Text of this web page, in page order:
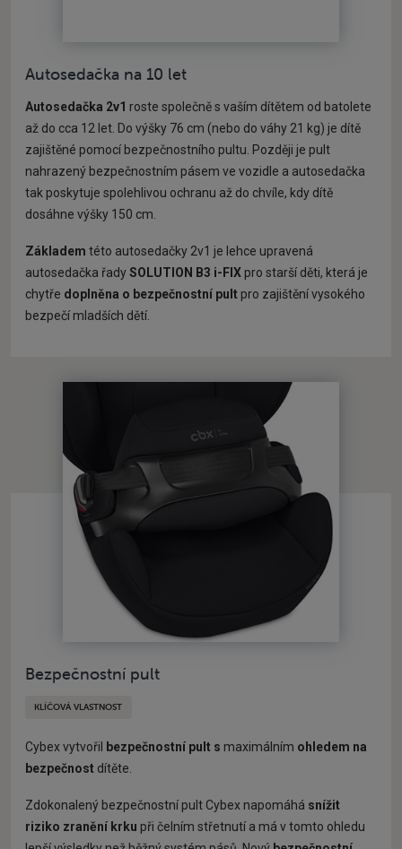
Autosedačka na 10 let
Autosedačka 2v1 roste společně s vaším dítětem od batolete
až do cca 12 let. Do výšky 76 cm (nebo do váhy 21 kg) je dítě
zajištěné pomocí bezpečnostního pultu. Později je pult
nahrazený bezpečnostním pásem ve vozidle a autosedačka
tak poskytuje spolehlivou ochranu až do chvíle, kdy dítě
dosáhne výšky 150 cm.
Základem této autosedačky 2v1 je lehce upravená
autosedačka řadySOLUTION B3 i-FIXpro starší děti, která je
chytře doplněna o bezpečnostní pultpro zajištění vysokého
bezpečí mladších dětí.
Bezpečnostní pult
KLÍČOVÁ VLASTNOST
Cybex vytvořil bezpečnostní pult s maximálním ohledem na
bezpečnost dítěte.
Zdokonalený bezpečnostní pult Cybex napomáhá snížit
riziko zranění krku při čelním střetnutí a má v tomto ohledu